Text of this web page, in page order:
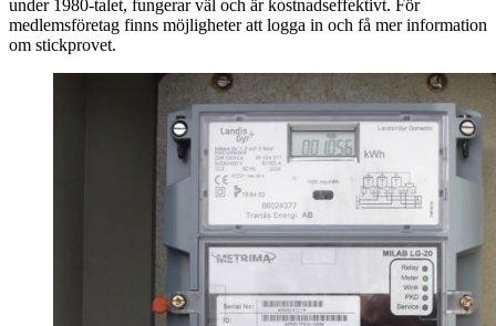
under 1980-talet, fungerar väl och är kostnadseffektivt. För
medlemsföretag finns möjligheter att logga in och få mer information
om stickprovet.